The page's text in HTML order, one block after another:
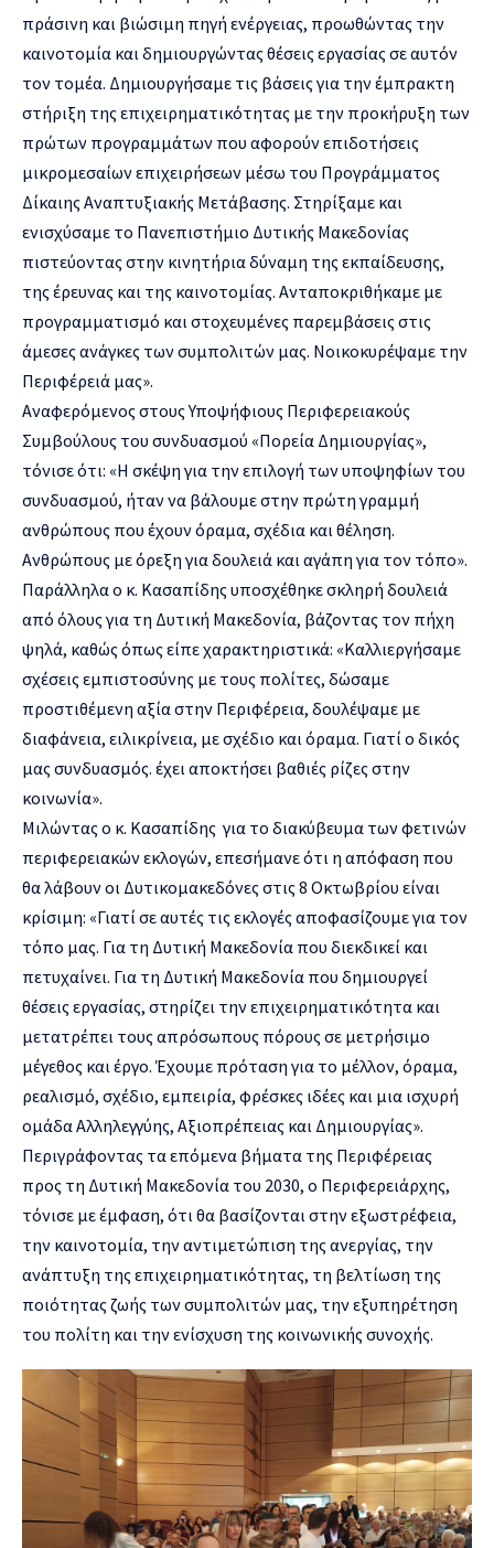
πράσινη και βιώσιμη πηγή ενέργειας, προωθώντας την
καινοτομία και δημιουργώντας θέσεις εργασίας σε αυτόν
τον τομέα. Δημιουργήσαμε τις βάσεις για την έμπρακτη
στήριξη της επιχειρηματικότητας με την προκήρυξη των
πρώτων προγραμμάτων που αφορούν επιδοτήσεις
μικρομεσαίων επιχειρήσεων μέσω του Προγράμματος
Δίκαιης Αναπτυξιακής Μετάβασης. Στηρίξαμε και
ενισχύσαμε το Πανεπιστήμιο Δυτικής Μακεδονίας
πιστεύοντας στην κινητήρια δύναμη της εκπαίδευσης,
της έρευνας και της καινοτομίας. Ανταποκριθήκαμε με
προγραμματισμό και στοχευμένες παρεμβάσεις στις
άμεσες ανάγκες των συμπολιτών μας. Νοικοκυρέψαμε την
Περιφέρειά μας».
Αναφερόμενος στους Υποψήφιους Περιφερειακούς
Συμβούλους του συνδυασμού «Πορεία Δημιουργίας»,
τόνισε ότι: «H σκέψη για την επιλογή των υποψηφίων του
συνδυασμού, ήταν να βάλουμε στην πρώτη γραμμή
ανθρώπους που έχουν όραμα, σχέδια και θέληση.
Ανθρώπους με όρεξη για δουλειά και αγάπη για τον τόπο».
Παράλληλα ο κ. Κασαπίδης υποσχέθηκε σκληρή δουλειά
από όλους για τη Δυτική Μακεδονία, βάζοντας τον πήχη
ψηλά, καθώς όπως είπε χαρακτηριστικά: «Καλλιεργήσαμε
σχέσεις εμπιστοσύνης με τους πολίτες, δώσαμε
προστιθέμενη αξία στην Περιφέρεια, δουλέψαμε με
διαφάνεια, ειλικρίνεια, με σχέδιο και όραμα. Γιατί ο δικός
μας συνδυασμός. έχει αποκτήσει βαθιές ρίζες στην
κοινωνία».
Μιλώντας ο κ. Κασαπίδης για το διακύβευμα των φετινών
περιφερειακών εκλογών, επεσήμανε ότι η απόφαση που
θα λάβουν οι Δυτικομακεδόνες στις 8 Οκτωβρίου είναι
κρίσιμη: «Γιατί σε αυτές τις εκλογές αποφασίζουμε για τον
τόπο μας. Για τη Δυτική Μακεδονία που διεκδικεί και
πετυχαίνει. Για τη Δυτική Μακεδονία που δημιουργεί
θέσεις εργασίας, στηρίζει την επιχειρηματικότητα και
μετατρέπει τους απρόσωπους πόρους σε μετρήσιμο
μέγεθος και έργο. Έχουμε πρόταση για το μέλλον, όραμα,
ρεαλισμό, σχέδιο, εμπειρία, φρέσκες ιδέες και μια ισχυρή
ομάδα Αλληλεγγύης, Αξιοπρέπειας και Δημιουργίας».
Περιγράφοντας τα επόμενα βήματα της Περιφέρειας
προς τη Δυτική Μακεδονία του 2030, ο Περιφερειάρχης,
τόνισε με έμφαση, ότι θα βασίζονται στην εξωστρέφεια,
την καινοτομία, την αντιμετώπιση της ανεργίας, την
ανάπτυξη της επιχειρηματικότητας, τη βελτίωση της
ποιότητας ζωής των συμπολιτών μας, την εξυπηρέτηση
του πολίτη και την ενίσχυση της κοινωνικής συνοχής.